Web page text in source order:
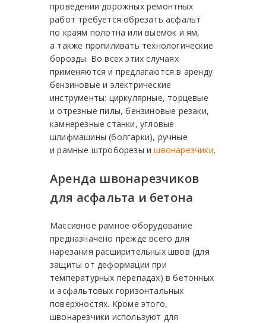
проведении дорожных ремонтных
работ требуется обрезать асфальт
по краям полотна или выемок и ям,
а также пропиливать технологические
борозды. Во всех этих случаях
применяются и предлагаются в аренду
бензиновые и электрические
инструменты: циркулярные, торцевые
и отрезные пилы, бензиновые резаки,
камнерезные станки, угловые
шлифмашины (болгарки), ручные
и рамные штроборезы ишвонарезчики.
Аренда швонарезчиков
для асфальта и бетона
Массивное рамное оборудование
предназначено прежде всего для
нарезания расширительных швов (для
защиты от деформации при
температурных перепадах) в бетонных
и асфальтовых горизонтальных
поверхностях. Кроме этого,
швонарезчики используют для